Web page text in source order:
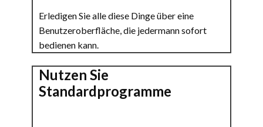
Erledigen Sie alle diese Dinge über eine
Benutzeroberfläche, die jedermann sofort
bedienen kann.
Nutzen Sie
Standardprogramme